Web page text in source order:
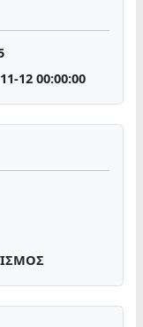
12 00:00:00